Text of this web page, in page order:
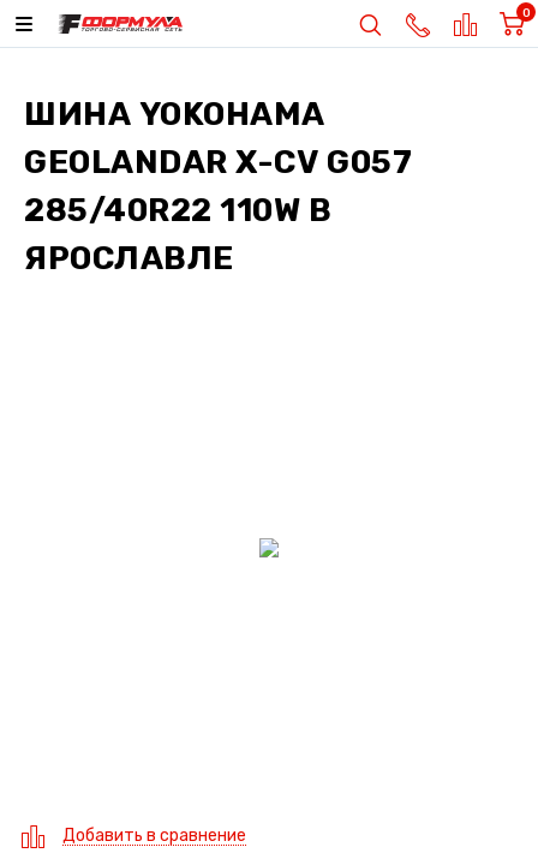
0
ШИНА YOKOHAMA
GEOLANDAR X-CV G057
285/40R22 110W В
ЯРОСЛАВЛЕ
Добавить в сравнение